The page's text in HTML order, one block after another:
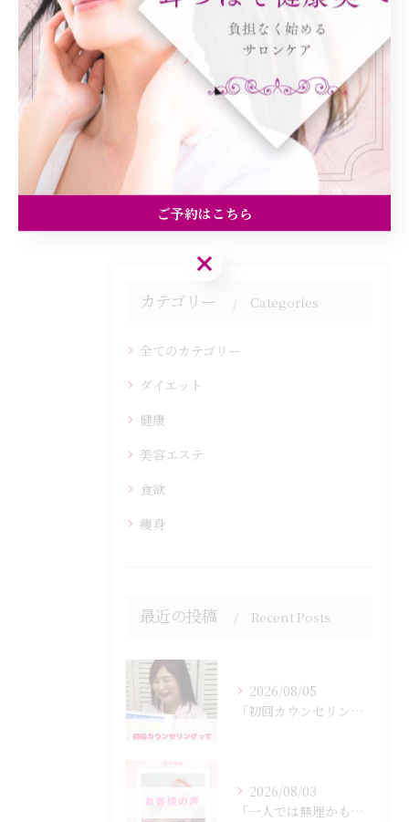
< 前のページ 一覧に戻る 次のページ >
関連タグ
#耳つぼ #ダイエット #効果
カテゴリー Categories
全てのカテゴリー
ダイエット
健康
美容エステ
食欲
痩身
最近の投稿 Recent Posts
2026/08/05
「初回カウンセリングでは何をするの？」
2026/08/03
「一人では無理かも…」
ご予約はこちら
ご予約はこちら